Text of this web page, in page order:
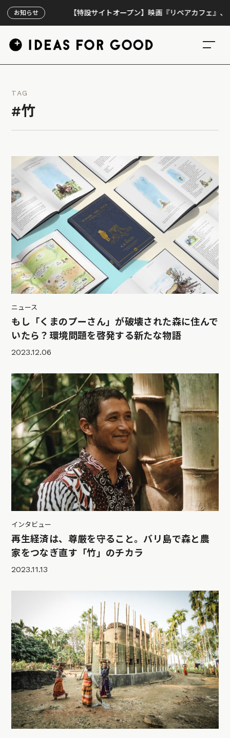
お知らせ 【特設サイトオープン】映画『リペアカフェ』、上映300
TAG
#竹
ニュース
もし「くまのプーさん」が破壊された森に住んで
いたら？環境問題を啓発する新たな物語
2023.12.06
インタビュー
再生経済は、尊厳を守ること。バリ島で森と農
家をつなぎ直す「竹」のチカラ
2023.11.13